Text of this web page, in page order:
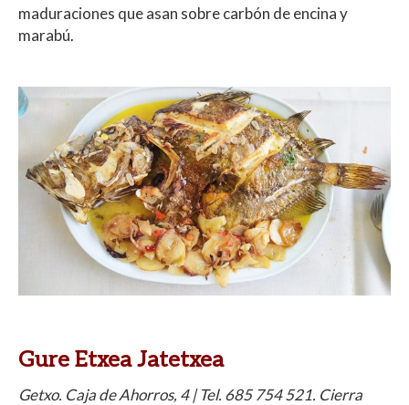
maduraciones que asan sobre carbón de encina y
marabú.
Gure Etxea Jatetxea
Getxo. Caja de Ahorros, 4 | Tel. 685 754 521. Cierra